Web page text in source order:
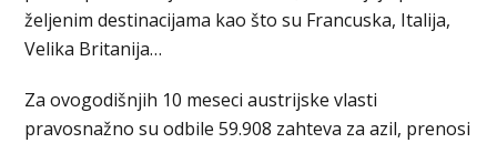
željenim destinacijama kao što su Francuska, Italija,
Velika Britanija…
Za ovogodišnjih 10 meseci austrijske vlasti
pravosnažno su odbile 59.908 zahteva za azil, prenosi